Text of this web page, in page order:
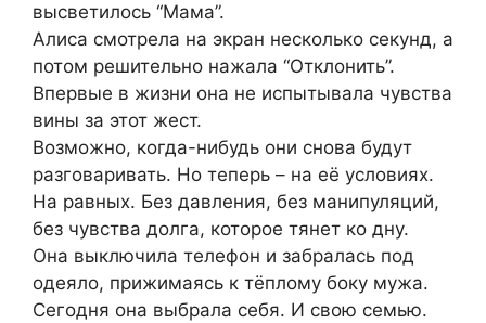
высветилось “Мама”.
Алиса смотрела на экран несколько секунд, а
потом решительно нажала “Отклонить”.
Впервые в жизни она не испытывала чувства
вины за этот жест.
Возможно, когда-нибудь они снова будут
разговаривать. Но теперь – на её условиях.
На равных. Без давления, без манипуляций,
без чувства долга, которое тянет ко дну.
Она выключила телефон и забралась под
одеяло, прижимаясь к тёплому боку мужа.
Сегодня она выбрала себя. И свою семью.